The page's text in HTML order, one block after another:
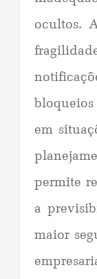
ocultos.
em
permite
a
maior